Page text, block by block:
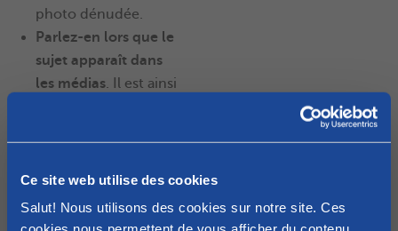
Ce site web utilise des cookies
Salut! Nous utilisons des cookies sur notre site. Ces
photo dénudée.
Parlez-en lors que le
sujet apparaît dans
les médias. Il est ainsi
de ce qui peut mal se
passer.
Les enfants parlent